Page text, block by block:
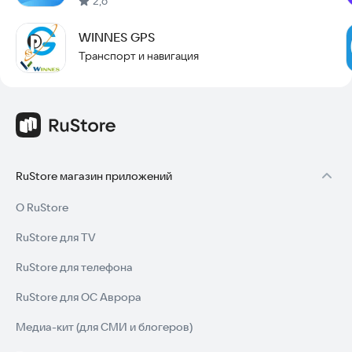
WINNES GPS
Транспорт и навигация
RuStore магазин приложений
О RuStore
RuStore для TV
RuStore для телефона
RuStore для ОС Аврора
Медиа-кит (для СМИ и блогеров)